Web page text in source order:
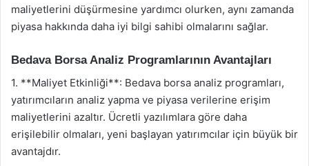
maliyetlerini düşürmesine yardımcı olurken, aynı zamanda
piyasa hakkında daha iyi bilgi sahibi olmalarını sağlar.
Bedava Borsa Analiz Programlarının Avantajları
1. **Maliyet Etkinliği**: Bedava borsa analiz programları,
yatırımcıların analiz yapma ve piyasa verilerine erişim
maliyetlerini azaltır. Ücretli yazılımlara göre daha
erişilebilir olmaları, yeni başlayan yatırımcılar için büyük bir
avantajdır.